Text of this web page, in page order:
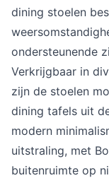
Designers
Prijscatalogi
Flagship stores
Contact
dining stoelen
ondersteunende
Verkrijgbaar in
zijn de stoelen
dining tafels uit
modern
uitstraling, met
buitenruimte op